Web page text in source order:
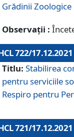
Grădinii
Observații :
722/17.12.2021
Titlu: Stabilirea
pentru serviciile
Respiro pentru
721/17.12.2021